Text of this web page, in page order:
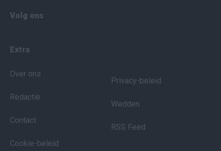
Volg ons
Extra
Over ons
Redactie
Contact
Cookie-beleid
Privacy-beleid
Wedden
RSS Feed